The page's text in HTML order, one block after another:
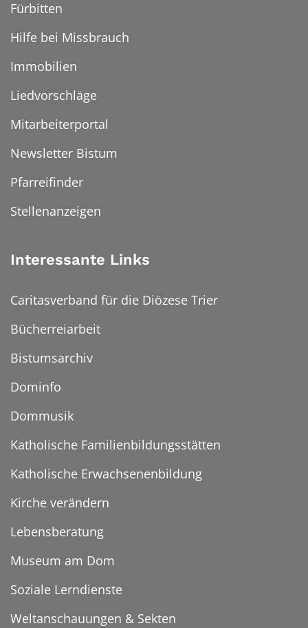
Fürbitten
Hilfe bei Missbrauch
Immobilien
Liedvorschläge
Mitarbeiterportal
Newsletter Bistum
Pfarreifinder
Stellenanzeigen
Interessante Links
Caritasverband für die Diözese Trier
Bücherreiarbeit
Bistumsarchiv
Dominfo
Dommusik
Katholische Familienbildungsstätten
Katholische Erwachsenenbildung
Kirche verändern
Lebensberatung
Museum am Dom
Soziale Lerndienste
Weltanschauungen & Sekten